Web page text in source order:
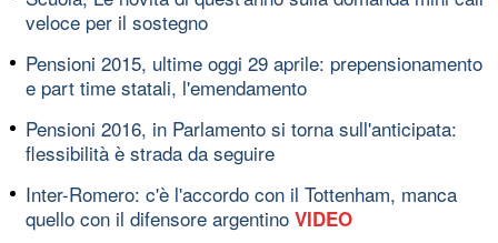
veloce per il sostegno
Pensioni 2015, ultime oggi 29 aprile: prepensionamento
e part time statali, l'emendamento
Pensioni 2016, in Parlamento si torna sull'anticipata:
flessibilità è strada da seguire
Inter-Romero: c'è l'accordo con il Tottenham, manca
quello con il difensore argentino VIDEO